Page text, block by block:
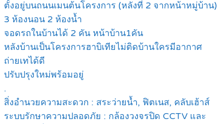
ตั้งอยู่บนถนนเมนต้นโครงการ (หลังที่ 2 จากหน้าหมู่บ้าน)
3 ห้องนอน 2 ห้องน้ำ
จอดรถในบ้านได้ 2 คัน หน้าบ้าน1คัน
หลังบ้านเป็นโครงการฮาบิเทียไม่ติดบ้านใครมีอากาศ
ถ่ายเทได้ดี
ปรับปรุงใหม่พร้อมอยู่
.
สิ่งอำนวยความสะดวก : สระว่ายน้ำ, ฟิตเนส, คลับเฮ้าส์
ระบบรักษาความปลอดภัย : กล้องวงจรปิด CCTV และ